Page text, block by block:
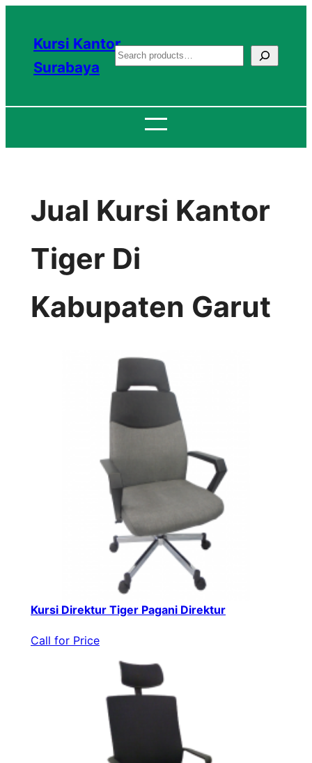
konten
Kursi Kantor
Surabaya
S
a
c
Jual Kursi Kantor
Tiger Di
Kabupaten Garut
Kursi Direktur Tiger Pagani Direktur
Call for Price